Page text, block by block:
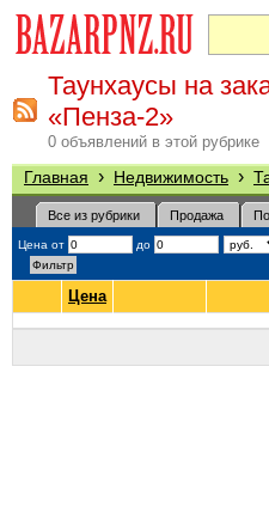
Таунхаусы на
«Пенза-2»
0 объявлений в этой рубрике
Главная › Недвижимость ›
Все из рубрики Продажа
Цена от до
Цена